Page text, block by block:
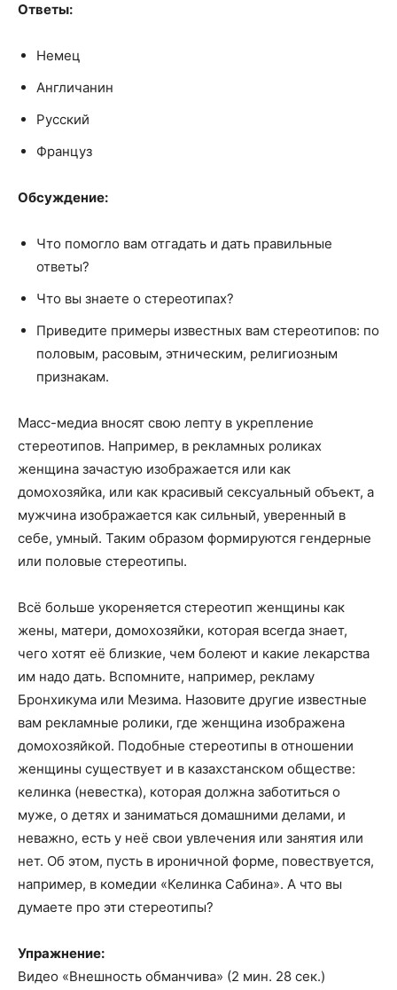
Ответы:
Немец
Англичанин
Русский
Француз
Обсуждение:
Что помогло вам отгадать и дать правильные
ответы?
Что вы знаете о стереотипах?
Приведите примеры известных вам стереотипов: по
половым, расовым, этническим, религиозным
признакам.
Масс-медиа вносят свою лепту в укрепление
стереотипов. Например, в рекламных роликах
женщина зачастую изображается или как
домохозяйка, или как красивый сексуальный объект, а
мужчина изображается как сильный, уверенный в
себе, умный. Таким образом формируются гендерные
или половые стереотипы.
Всё больше укореняется стереотип женщины как
жены, матери, домохозяйки, которая всегда знает,
чего хотят её близкие, чем болеют и какие лекарства
им надо дать. Вспомните, например, рекламу
Бронхикума или Мезима. Назовите другие известные
вам рекламные ролики, где женщина изображена
домохозяйкой. Подобные стереотипы в отношении
женщины существует и в казахстанском обществе:
келинка (невестка), которая должна заботиться о
муже, о детях и заниматься домашними делами, и
неважно, есть у неё свои увлечения или занятия или
нет. Об этом, пусть в ироничной форме, повествуется,
например, в комедии «Келинка Сабина». А что вы
думаете про эти стереотипы?
Упражнение:
Видео «Внешность обманчива» (2 мин. 28 сек.)